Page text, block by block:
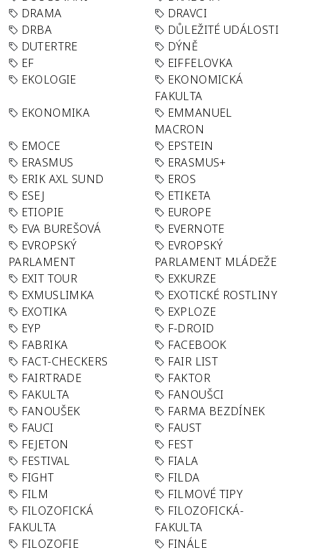
DRAMA
DRAVCI
DRBA
DŮLEŽITÉ UDÁLOSTI
DUTERTRE
DÝNĚ
EF
EIFFELOVKA
EKOLOGIE
EKONOMICKÁ
FAKULTA
EKONOMIKA
EMMANUEL
MACRON
EMOCE
EPSTEIN
ERASMUS
ERASMUS+
ERIK AXL SUND
EROS
ESEJ
ETIKETA
ETIOPIE
EUROPE
EVA BUREŠOVÁ
EVERNOTE
EVROPSKÝ
PARLAMENT
EVROPSKÝ
PARLAMENT MLÁDEŽE
EXIT TOUR
EXKURZE
EXMUSLIMKA
EXOTICKÉ ROSTLINY
EXOTIKA
EXPLOZE
EYP
F-DROID
FABRIKA
FACEBOOK
FACT-CHECKERS
FAIR LIST
FAIRTRADE
FAKTOR
FAKULTA
FANOUŠCI
FANOUŠEK
FARMA BEZDÍNEK
FAUCI
FAUST
FEJETON
FEST
FESTIVAL
FIALA
FIGHT
FILDA
FILM
FILMOVÉ TIPY
FILOZOFICKÁ
FAKULTA
FILOZOFICKÁ-
FAKULTA
FILOZOFIE
FINÁLE